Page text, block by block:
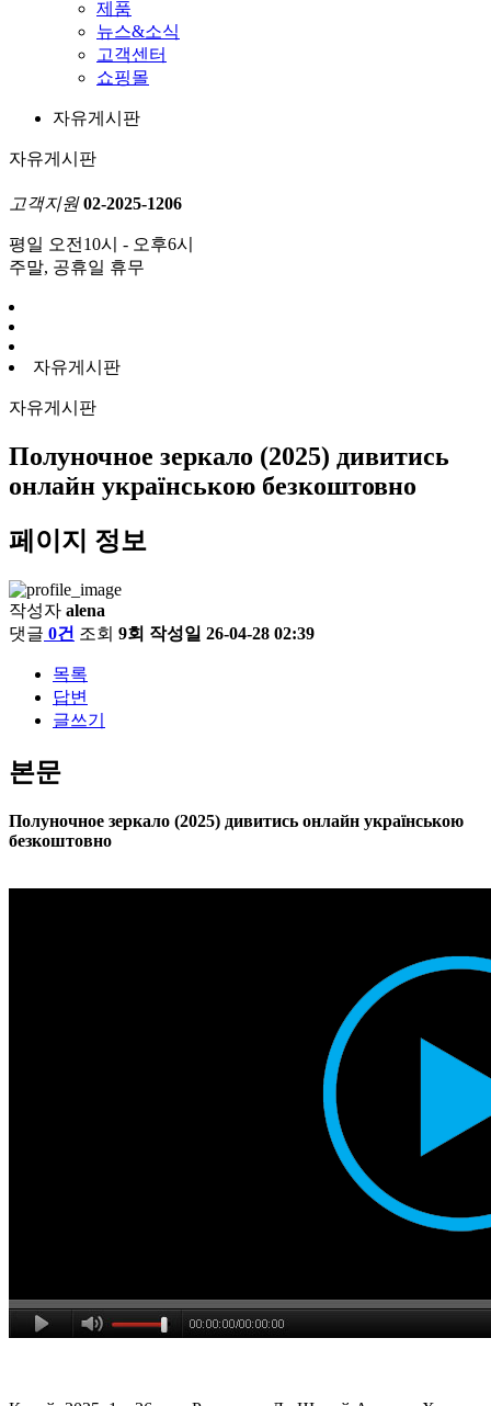
제품
뉴스&소식
고객센터
쇼핑몰
자유게시판
자유게시판
고객지원 02-2025-1206
평일 오전10시 - 오후6시
주말, 공휴일 휴무
자유게시판
자유게시판
Полуночное зеркало (2025) дивитись
онлайн українською безкоштовно
페이지 정보
작성자 alena
댓글 0건 조회 9회 작성일 26-04-28 02:39
목록
답변
글쓰기
본문
Полуночное зеркало (2025) дивитись онлайн українською
безкоштовно